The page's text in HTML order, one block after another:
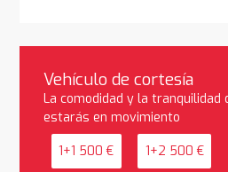
Vehículo de cortesía
La comodidad y la tranquilidad
estarás en movimiento
1+1 500 € 1+2 500 €